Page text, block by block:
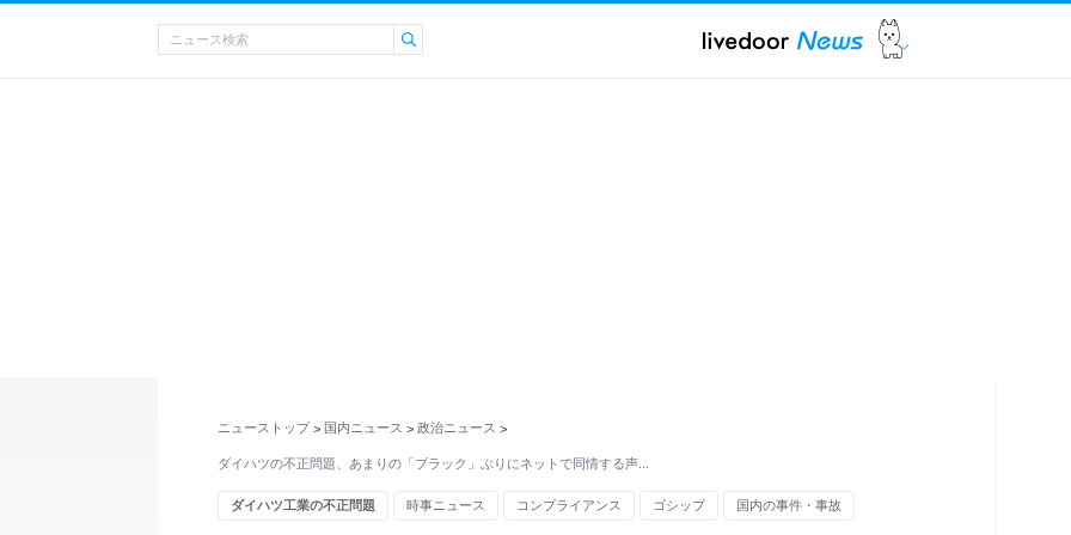
ニューストップ > 国内ニュース > 政治ニュース >
ダイハツの不正問題、あまりの「ブラック」ぶりにネットで同情する声…
ダイハツ工業の不正問題 時事ニュース コンプライアンス ゴシップ 国内の事件・事故